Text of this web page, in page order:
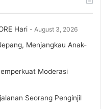
Hari August 3, 2026
Menjangkau Anak-
Moderasi
Seorang Penginjil